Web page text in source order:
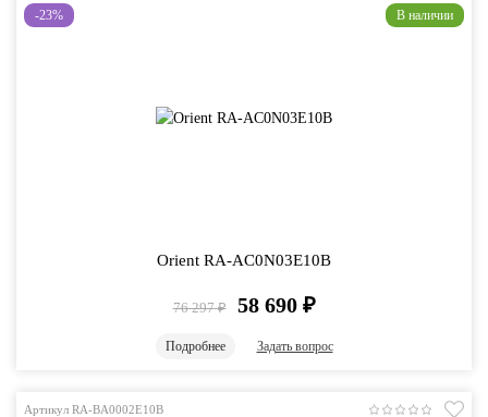
-23% В наличии
Orient RA-AC0N03E10B
76 297 ₽ 58 690 ₽
Подробнее Задать вопрос
Артикул RA-BA0002E10B